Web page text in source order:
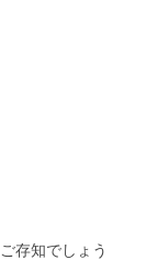
存知でしょう